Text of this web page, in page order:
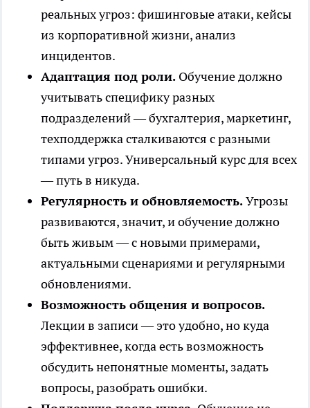
реальных угроз: фишинговые атаки, кейсы
из корпоративной жизни, анализ
инцидентов.
Адаптация под роли. Обучение должно
учитывать специфику разных
подразделений — бухгалтерия, маркетинг,
техподдержка сталкиваются с разными
типами угроз. Универсальный курс для всех
— путь в никуда.
Регулярность и обновляемость.Угрозы
развиваются, значит, и обучение должно
быть живым — с новыми примерами,
актуальными сценариями и регулярными
обновлениями.
Возможность общения и вопросов.
Лекции в записи — это удобно, но куда
эффективнее, когда есть возможность
обсудить непонятные моменты, задать
вопросы, разобрать ошибки.